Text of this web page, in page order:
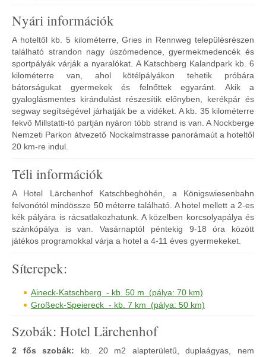
Nyári információk
A hoteltől kb. 5 kilométerre, Gries in Rennweg településrészen
található strandon nagy úszómedence, gyermekmedencék és
sportpályák várják a nyaralókat. A Katschberg Kalandpark kb. 6
kilométerre van, ahol kötélpályákon tehetik próbára
bátorságukat gyermekek és felnőttek egyaránt. Akik a
gyaloglásmentes kirándulást részesítik előnyben, kerékpár és
segway segítségével járhatják be a vidéket. A kb. 35 kilométerre
fekvő Millstatti-tó partján nyáron több strand is van. A Nockberge
Nemzeti Parkon átvezető Nockalmstrasse panorámaút a hoteltől
20 km-re indul.
Téli információk
A Hotel Lärchenhof Katschbeghöhén, a Königswiesenbahn
felvonótól mindössze 50 méterre található. A hotel mellett a 2-es
kék pályára is rácsatlakozhatunk. A közelben korcsolyapálya és
szánkópálya is van. Vasárnaptól péntekig 9-18 óra között
játékos programokkal várja a hotel a 4-11 éves gyermekeket.
Síterepek:
Aineck-Katschberg - kb. 50 m (pálya: 70 km)
Großeck-Speiereck - kb. 7 km (pálya: 50 km)
Szobák: Hotel Lärchenhof
2 fős szobák: kb. 20 m2 alapterületű, duplaágyas, nem